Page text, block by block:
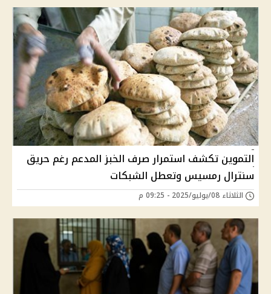
التموين تكشف استمرار صرف الخبز المدعم رغم حريق
سنترال رمسيس وتعطل الشبكات
الثلاثاء 08/يوليو/2025 - 09:25 م